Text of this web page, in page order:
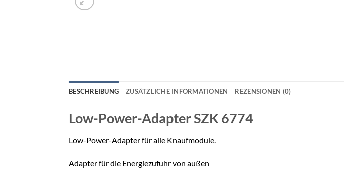
BESCHREIBUNG ZUSÄTZLICHE INFORMATIONEN REZENSIONEN (0)
Low-Power-AdapterSZK 6774
Low-Power-Adapter für alle Knaufmodule.
Adapter für die Energiezufuhr von außen